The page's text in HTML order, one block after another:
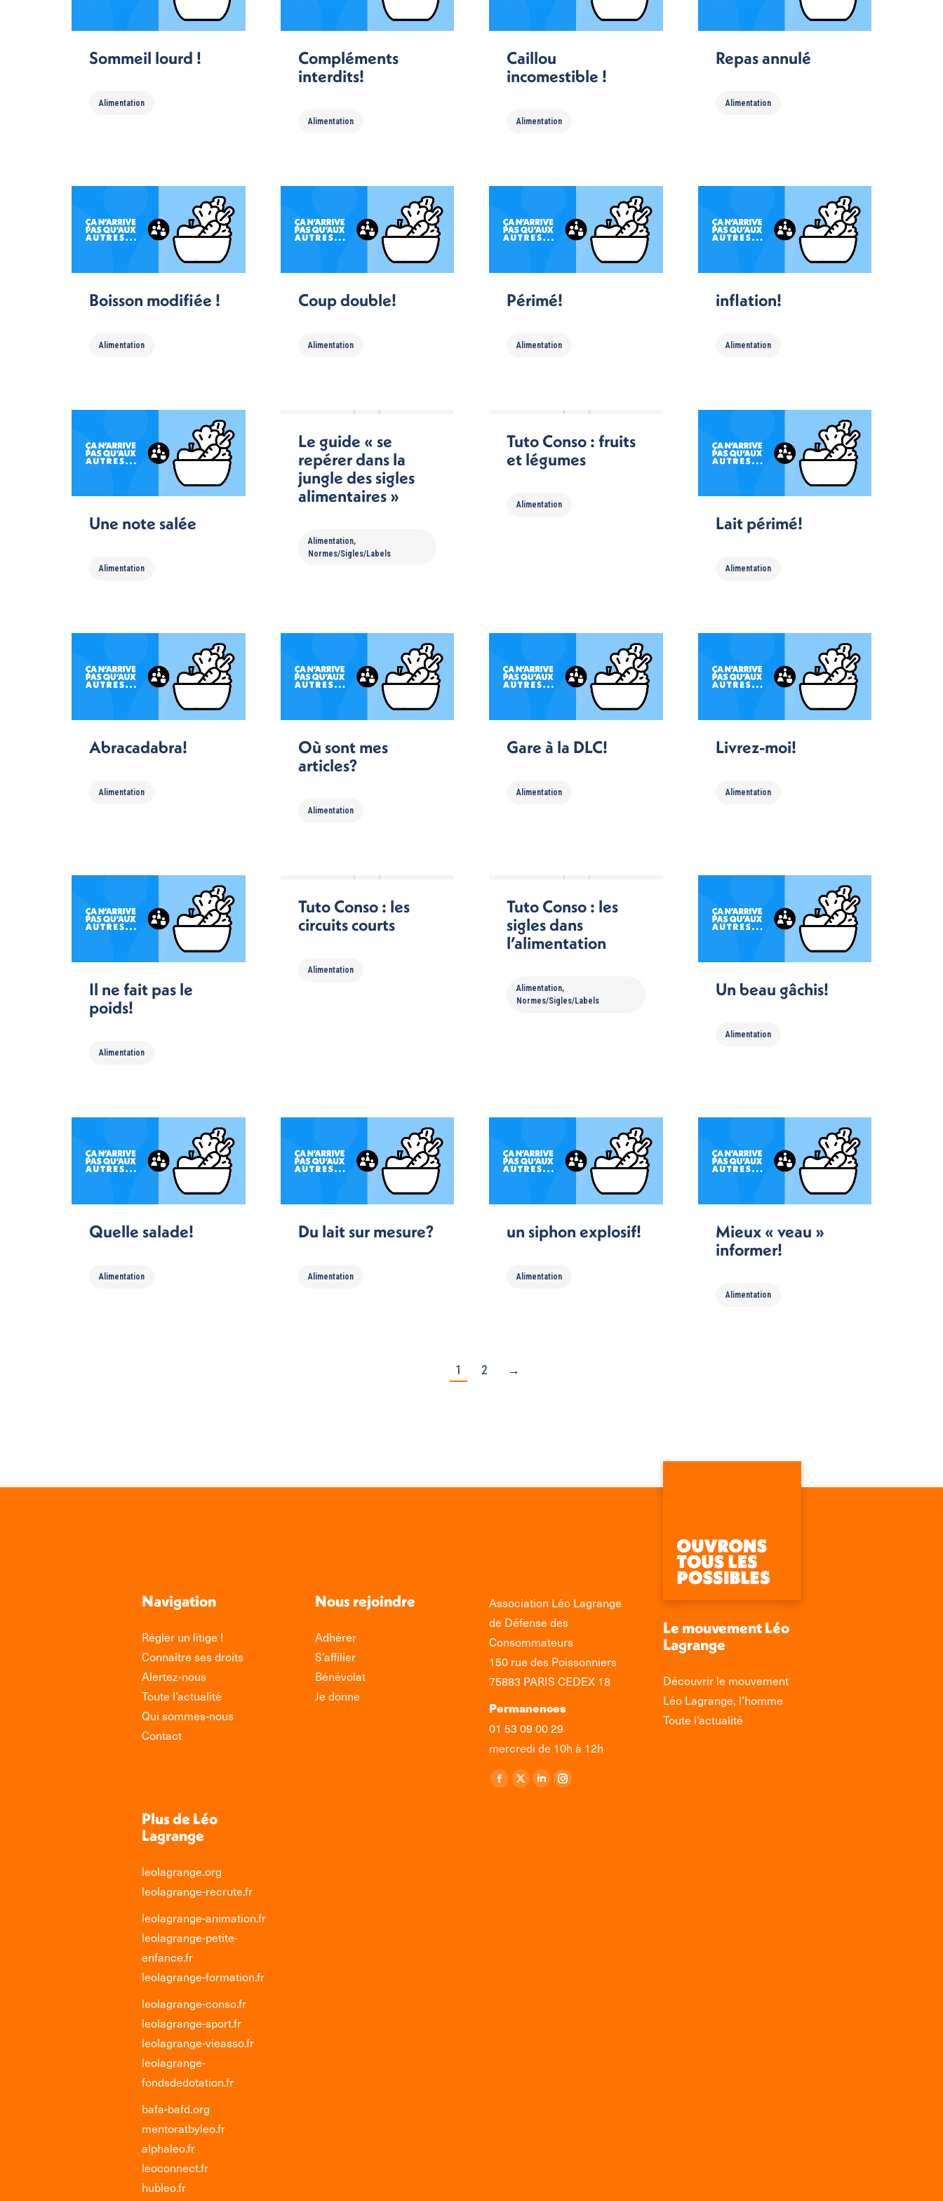
Sommeil lourd !
Alimentation
Compléments
interdits!
Alimentation
Caillou
incomestible !
Alimentation
Repas annulé
Alimentation
Boisson modifiée !
Alimentation
Coup double!
Alimentation
Périmé!
Alimentation
inflation!
Alimentation
Une note salée
Alimentation
Le guide « se
repérer dans la
jungle des sigles
alimentaires »
Alimentation,
Normes/Sigles/Labels
Tuto Conso : fruits
et légumes
Alimentation
Lait périmé!
Alimentation
Abracadabra!
Alimentation
Où sont mes
articles?
Alimentation
Gare à la DLC!
Alimentation
Livrez-moi!
Alimentation
Il ne fait pas le
poids!
Alimentation
Tuto Conso : les
circuits courts
Alimentation
Tuto Conso : les
sigles dans
l’alimentation
Alimentation,
Normes/Sigles/Labels
Un beau gâchis!
Alimentation
Quelle salade!
Alimentation
Du lait sur mesure?
Alimentation
un siphon explosif!
Alimentation
Mieux « veau »
informer!
Alimentation
1 2 →
Navigation
Régler un litige !
Connaître ses droits
Alertez-nous
Toute l’actualité
Qui sommes-nous
Contact
Nous rejoindre
Adhérer
S’affilier
Bénévolat
Je donne
Association Léo Lagrange
de Défense des
Consommateurs
150 rue des Poissonniers
75883 PARIS CEDEX 18
Permanences
01 53 09 00 29
mercredi de 10h à 12h
Retrouvez-nous sur :
La
La
La
La
Le mouvement Léo
Lagrange
Découvrir le mouvement
Léo Lagrange, l’homme
Toute l’actualité
Plus de Léo
Lagrange
leolagrange.org
leolagrange-recrute.fr
leolagrange-animation.fr
leolagrange-petite-
enfance.fr
leolagrange-formation.fr
leolagrange-conso.fr
leolagrange-sport.fr
leolagrange-vieasso.fr
leolagrange-
fondsdedotation.fr
bafa-bafd.org
mentoratbyleo.fr
alphaleo.fr
leoconnect.fr
hubleo.fr